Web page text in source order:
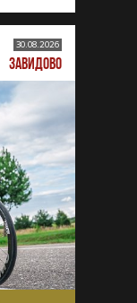
30.08.2026
ЗАВИДОВО